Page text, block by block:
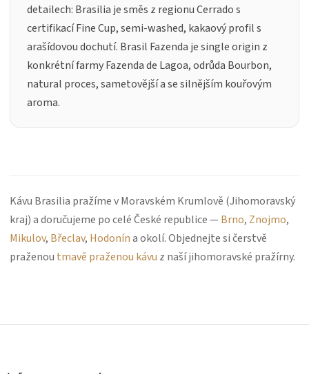
detailech: Brasilia je směs z regionu Cerrado s
certifikací Fine Cup, semi-washed, kakaový profil s
arašídovou dochutí. Brasil Fazenda je single origin z
konkrétní farmy Fazenda de Lagoa, odrůda Bourbon,
natural proces, sametovější a se silnějším kouřovým
aroma.
Kávu Brasilia pražíme v Moravském Krumlově (Jihomoravský
kraj) a doručujeme po celé České republice — Brno, Znojmo,
Mikulov, Břeclav, Hodonína okolí. Objednejte si čerstvě
praženou tmavě praženou kávu z naší jihomoravské pražírny.